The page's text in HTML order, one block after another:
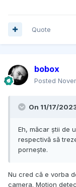
Quote
bobox
Posted
On 11/17/
Eh, măcar știi de
respectivă să
pornește.
Nu cred că e vorba
camera. Motion